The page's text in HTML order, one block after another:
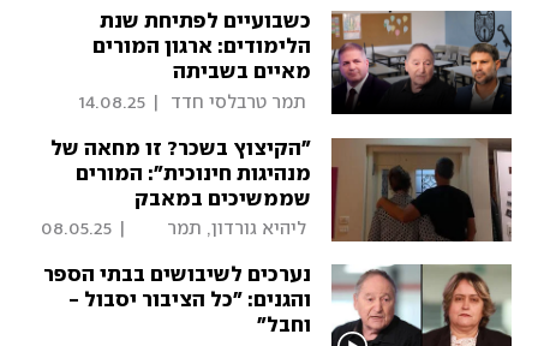
כשבועיים לפתיחת שנת
הלימודים: ארגון המורים
מאיים בשביתה
תמר טרבלסי חדד 14.08.25
"הקיצוץ בשכר? זו מחאה של
מנהיגות חינוכית": המורים
שממשיכים במאבק
08.05.25
נערכים לשיבושים בבתי הספר
והגנים: "כל הציבור יסבול -
וחבל"